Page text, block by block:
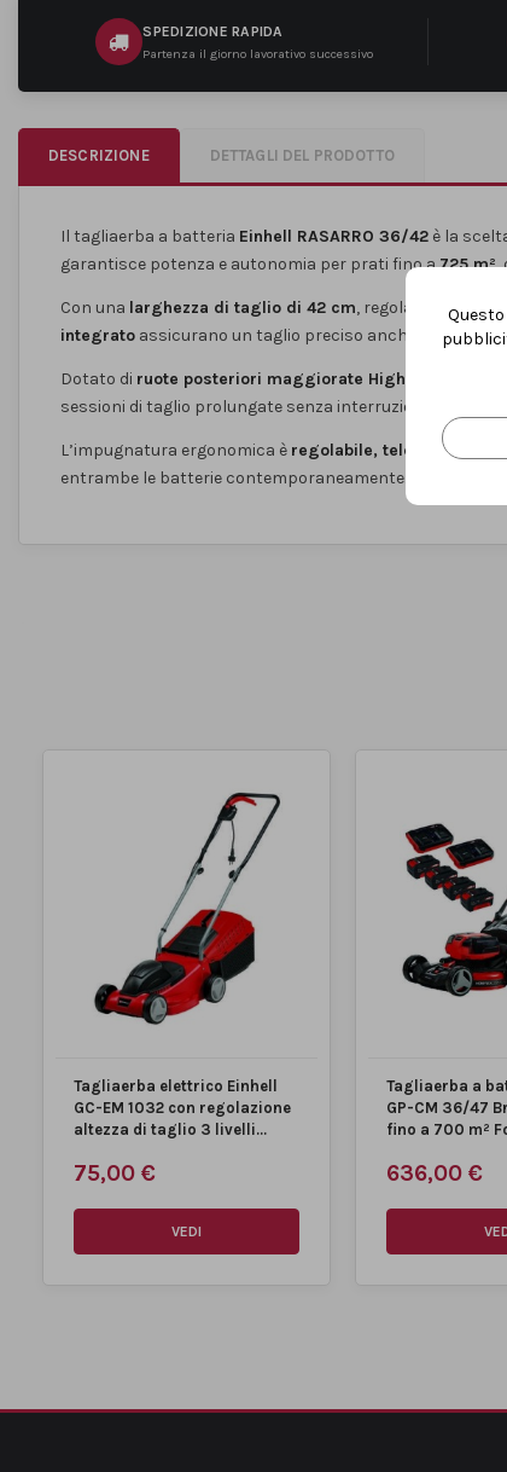
SPEDIZIONE RAPIDA
Partenza il giorno lavorativo successivo
DESCRIZIONE DETTAGLI DEL PRODOTTO
Il tagliaerba a batteria Einhell RASARRO 36/42 è la
garantisce potenza e autonomia per prati fino a725 m²,
Con una larghezza di taglio di 42 cm, regolabile
integrato assicurano un taglio preciso anche vicino ai
Dotato di ruote posteriori maggiorate High Wheel ,
sessioni di taglio prolungate senza interruzioni. In
L’impugnatura ergonomica è regolabile, telescopica e
entrambe le batterie contemporaneamente.
Peso del prodotto
Altezza di taglio
MAX 75 mm
Gradini di regolazione
dell'altezza di taglio
Massimo zona prato
consigliata
725 m²
Tipo di contenitore di
raccolta
Sacco di raccolta
Tipo di regolazione
Tagliaerba elettrico Einhell
GC-EM 1032 con regolazione
altezza di taglio 3 livelli...
75,00 €
VEDI
Tagliaerba a
GP-CM 36/47
fino a 700 m²
636,00 €